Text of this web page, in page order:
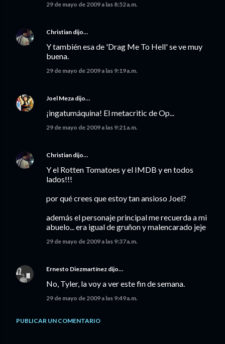
29 de mayo de 2009 a las 8:52 a.m.
Christian dijo…
Y también esa de 'Drag Me To Hell' se ve muy
buena.
29 de mayo de 2009 a las 9:19 a.m.
Joel Meza dijo…
¡ingatumáquina! El metacritic de Op...
29 de mayo de 2009 a las 9:21 a.m.
Christian dijo…
Y el Rotten Tomatoes y el IMDB y en todos
lados!!!
por qué crees que estoy tan ansioso Joel?
además el personaje principal me recuerda a mi
abuelo... era igual de gruñon y malencarado jeje
29 de mayo de 2009 a las 9:37 a.m.
Ernesto Diezmartínez dijo…
No, Tyler, la voy a ver este fin de semana.
29 de mayo de 2009 a las 9:49 a.m.
PUBLICAR UN COMENTARIO